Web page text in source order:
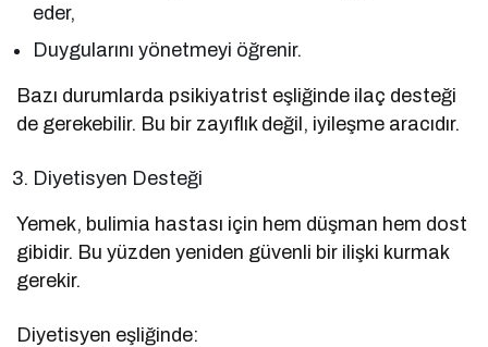
eder,
Duygularını yönetmeyi öğrenir.
Bazı durumlarda psikiyatrist eşliğinde ilaç desteği
de gerekebilir. Bu bir zayıflık değil, iyileşme aracıdır.
Diyetisyen Desteği
Yemek, bulimia hastası için hem düşman hem dost
gibidir. Bu yüzden yeniden güvenli bir ilişki kurmak
gerekir.
Diyetisyen eşliğinde: